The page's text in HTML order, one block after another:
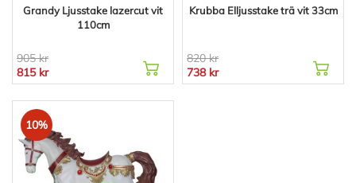
Grandy Ljusstake lazercut vit
110cm
905 kr
815 kr
Krubba Elljusstake trä vit 33cm
820 kr
738 kr
10%